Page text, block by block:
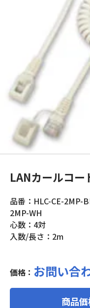
LANカールコー
品番：HLC-CE-2MP-
2MP-WH
心数：4対
入数/長さ：2m
価格： お問い合
商品